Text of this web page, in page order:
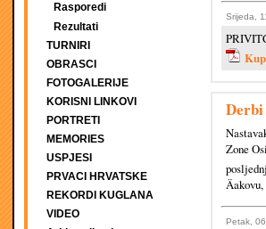
Rasporedi
Rezultati
TURNIRI
OBRASCI
FOTOGALERIJE
KORISNI LINKOVI
PORTRETI
MEMORIES
USPJESI
PRVACI HRVATSKE
REKORDI KUGLANA
VIDEO
Srijeda,
Zone
Petak,